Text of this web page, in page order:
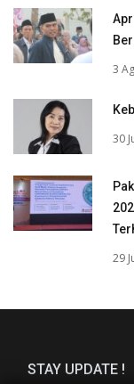
3
30
29
STAY UPDATE !